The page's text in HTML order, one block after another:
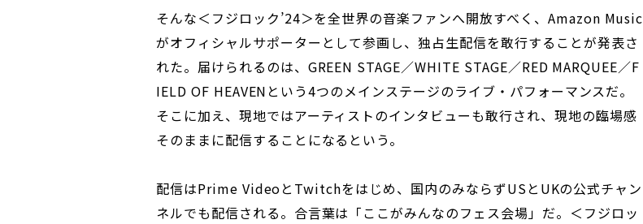
そんな＜フジロック’24＞を全世界の音楽ファンへ開放すべく、Amazon Music
がオフィシャルサポーターとして参画し、独占生配信を敢行することが発表さ
れた。届けられるのは、GREEN STAGE／WHITE STAGE／RED MARQUEE／F
IELD OF HEAVENという4つのメインステージのライブ・パフォーマンスだ。
そこに加え、現地ではアーティストのインタビューも敢行され、現地の臨場感
そのままに配信することになるという。
配信はPrime VideoとTwitchをはじめ、国内のみならずUSとUKの公式チャン
ネルでも配信される。合言葉は「ここがみんなのフェス会場」だ。＜フジロッ